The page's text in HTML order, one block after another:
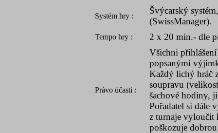
Systém hry :
Švýcarský
(SwissManager).
Tempo hry : 2 x 20 min.- dle
Právo účasti :
Všichni přihlášení
popsanými
Každý lichý hráč
soupravu
šachové hodiny,
Pořadatel si dále
z turnaje vyloučit
poškozuje